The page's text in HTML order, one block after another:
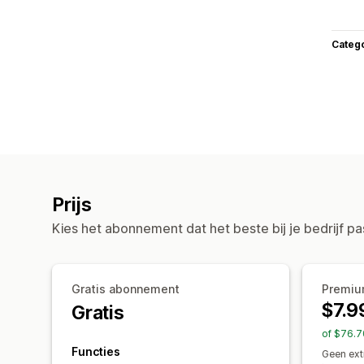
Prijs
Kies het abonnement dat het beste bij je bedrijf
Gratis abonnement
Gratis
Functies
of
Geen